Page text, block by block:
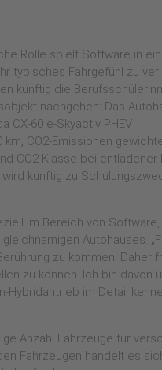
Rolle spielt Software in
typisches Fahrgefühl zu
künftig die
nachgehen: Das
CX-60 e-Skyactiv PHEV
CO2-Emissionen
CO2-Klasse bei entladener
wird künftig zu
im Bereich von Software,
Autohauses.
zu kommen. Daher
zu können. Ich bin davon
Hybridantrieb im Detail
Anzahl Fahrzeuge für
Fahrzeugen handelt es